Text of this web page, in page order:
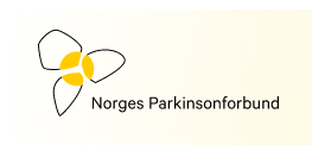
Hopp
innholdNorges